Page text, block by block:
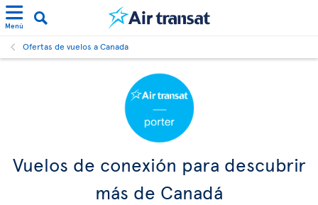
Menú
Ofertas de vuelos a Canada
Vuelos de conexión para descubrir
más de Canadá